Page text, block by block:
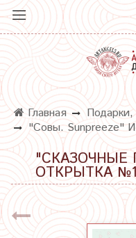
Главная
"Совы. Sunpreeze"
"СКАЗОЧНЫЕ
ОТКРЫТКА